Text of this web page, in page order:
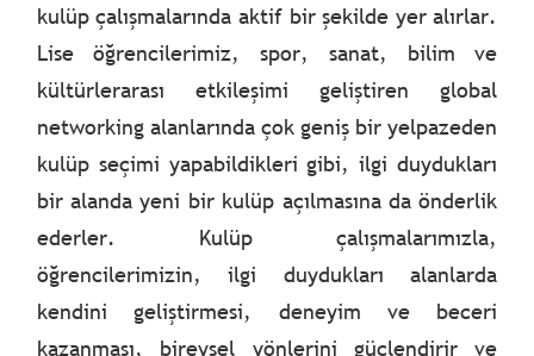
kulüp çalışmalarında aktif bir şekilde yer alırlar.
Lise öğrencilerimiz, spor, sanat, bilim ve
kültürlerarası etkileşimi geliştiren global
networking alanlarında çok geniş bir yelpazeden
kulüp seçimi yapabildikleri gibi, ilgi duydukları
bir alanda yeni bir kulüp açılmasına da önderlik
ederler. Kulüp çalışmalarımızla,
öğrencilerimizin, ilgi duydukları alanlarda
kendini geliştirmesi, deneyim ve beceri
kazanması, bireysel yönlerini güçlendirir ve